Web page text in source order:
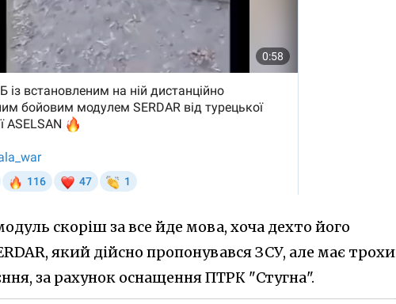
скоріш за все йде мова, хоча дехто його
який дійсно пропонувався ЗСУ, але має трохи
за рахунок оснащення ПТРК "Стугна".